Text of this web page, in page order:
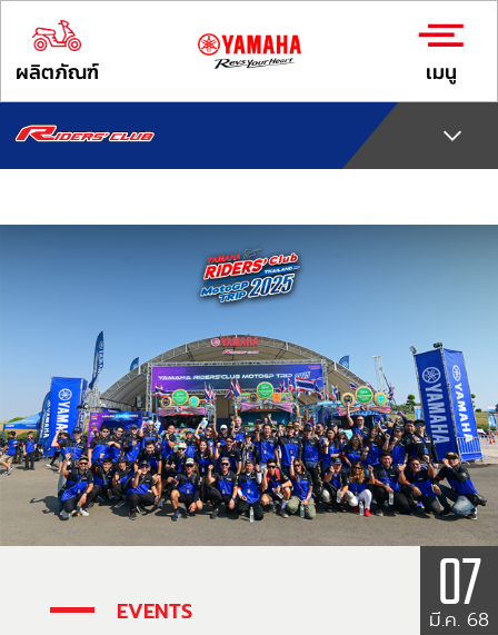
ผลิตภัณฑ์ เมนู
EVENTS 07
มี.ค. 68